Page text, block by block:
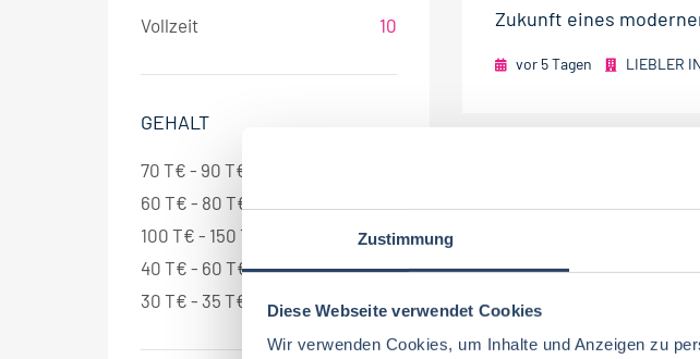
Zustimmung
Diese Webseite verwendet Cookies
Wir verwenden Cookies, um Inhalte und Anzeigen zu
Vollzeit 10
GEHALT
70 T€ - 90 T€ pro Jahr
60 T€ - 80 T€ pro Jahr
100 T€ - 150 T€ pro Jahr
1
40 T€ - 60 T€ pro Jahr
1
30 T€ - 35 T€ pro Jahr
Zukunft eines
vor 5 Tagen LIEBLER
Marken und hoher